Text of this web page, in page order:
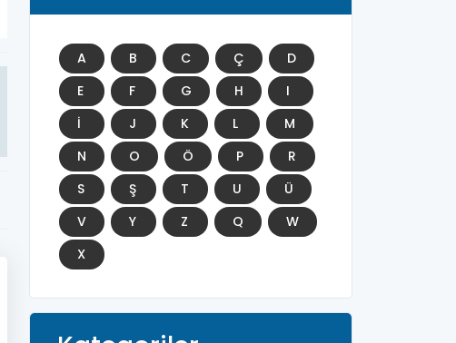
A B C Ç
D
E
F G H
I
İ
J K L
M
N
O Ö P
R
S
Ş T U
Ü
V
Y Z Q
W
X